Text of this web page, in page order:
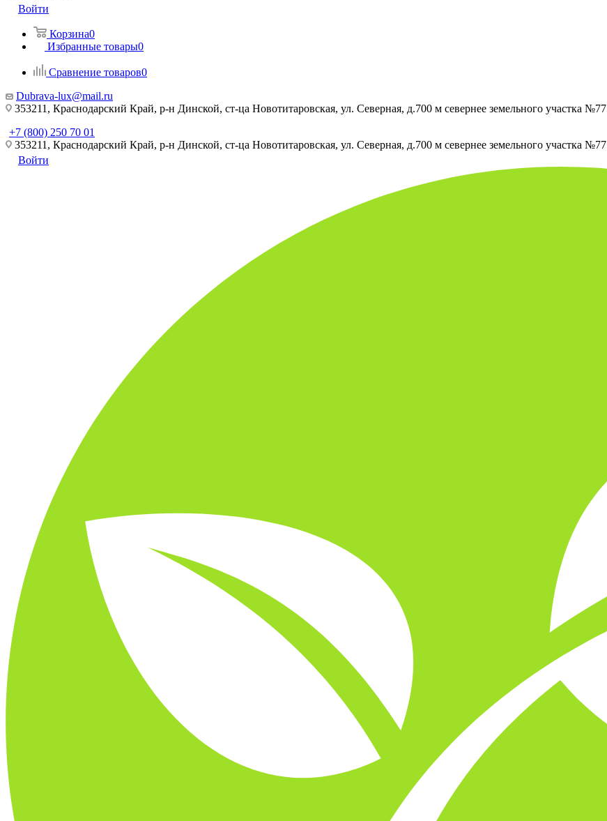
Войти
Корзина0
Избранные товары0
Сравнение товаров0
Dubrava-lux@mail.ru
353211, Краснодарский Край, р-н Динской, ст-ца Новотитаровская, ул. Северная, д.700 м севернее земельного участка №77
+7 (800) 250 70 01
353211, Краснодарский Край, р-н Динской, ст-ца Новотитаровская, ул. Северная, д.700 м севернее земельного участка №77
Войти